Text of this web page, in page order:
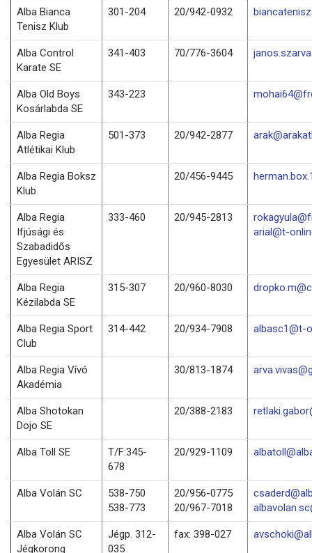
Alba Bianca
Tenisz Klub
301-204 20/942-0932
Alba Control
Karate SE
341-403 70/776-3604
Alba Old Boys
Kosárlabda SE
343-223
Alba Regia
Atlétikai Klub
501-373 20/942-2877
Alba Regia Boksz
Klub
20/456-9445
Alba Regia
Ifjúsági és
Szabadidős
Egyesület ARISZ
333-460 20/945-2813
arial@t-
Alba Regia
Kézilabda SE
315-307 20/960-8030
Alba Regia Sport
Club
314-442 20/934-7908 albasc1@t-
Alba Regia Vívó
Akadémia
30/813-1874
Alba Shotokan
Dojo SE
20/388-2183
Alba Toll SE
T/F:345-
678
20/929-1109
Alba Volán SC
538-750
538-773
20/956-0775
20/967-7018
Alba Volán SC
Jégkorong
Jégp. 312-
035
fax: 398-027